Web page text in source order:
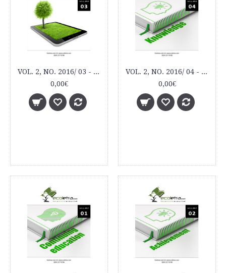
VOL. 2, NO. 2016/ 03 - ECOLETRA.COM SCIENTIFIC EJOURNAL
0,00€
VOL. 2, NO. 2016/ 04 - ECOLETRA.COM SCIENTIFIC EJOURNAL
0,00€